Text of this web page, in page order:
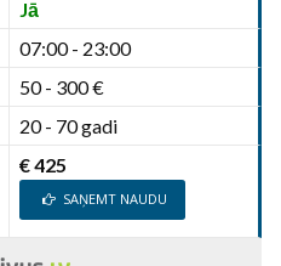
Jā
07:00 - 23:00
50 - 300 €
20 - 70 gadi
€ 425
SAŅEMT NAUDU